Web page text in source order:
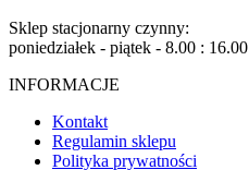
Sklep stacjonarny czynny:
poniedziałek - piątek - 8.00 : 16.00
INFORMACJE
Kontakt
Regulamin sklepu
Polityka prywatności